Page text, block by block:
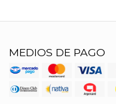
MEDIOS DE PAGO